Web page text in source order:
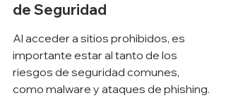
de Seguridad
Al acceder a sitios prohibidos, es
importante estar al tanto de los
riesgos de seguridad comunes,
como malware y ataques de phishing.